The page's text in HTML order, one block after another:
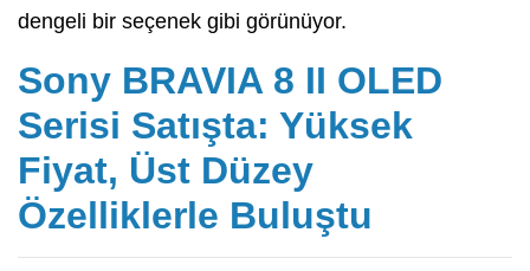
dengeli bir seçenek gibi görünüyor.
Sony BRAVIA 8 II OLED
Serisi Satışta: Yüksek
Fiyat, Üst Düzey
Özelliklerle Buluştu